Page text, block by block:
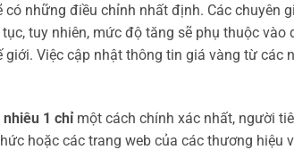
có những điều chỉnh nhất định. Các chuyên
tuy nhiên, mức độ tăng sẽ phụ thuộc vào
giới. Việc cập nhật thông tin giá vàng từ các
1 chỉ một cách chính xác nhất, người
hoặc các trang web của các thương hiệu